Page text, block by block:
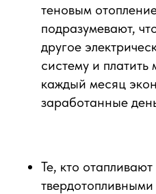
теновым
подразумевают,
другое
систему и
каждый месяц
заработанные
Те, кто